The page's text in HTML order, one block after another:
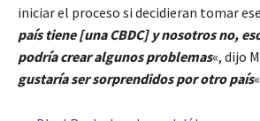
iniciar el proceso si decidieran tomar
país tiene [una CBDC] y nosotros no,
podría crear algunos problemas«, dijo
gustaría ser sorprendidos por otro país